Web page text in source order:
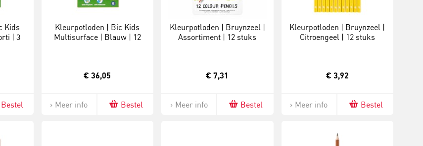
Kids
| 3
Bestel
Kleurpotloden | Bic Kids
Multisurface | Blauw | 12
€ 36,05
Meer info Bestel
Kleurpotloden | Bruynzeel |
Assortiment | 12 stuks
€ 7,31
Meer info Bestel
Kleurpotloden | Bruynzeel |
Citroengeel | 12 stuks
€ 3,92
Meer info Bestel